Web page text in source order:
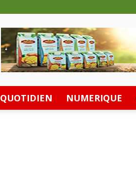
QUOTIDIEN NUMERIQUE